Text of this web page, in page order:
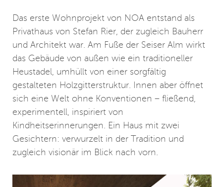
Das erste Wohnprojekt von NOA entstand als
Privathaus von Stefan Rier, der zugleich Bauherr
und Architekt war. Am Fuße der Seiser Alm wirkt
das Gebäude von außen wie ein traditioneller
Heustadel, umhüllt von einer sorgfältig
gestalteten Holzgitterstruktur. Innen aber öffnet
sich eine Welt ohne Konventionen – fließend,
experimentell, inspiriert von
Kindheitserinnerungen. Ein Haus mit zwei
Gesichtern: verwurzelt in der Tradition und
zugleich visionär im Blick nach vorn.